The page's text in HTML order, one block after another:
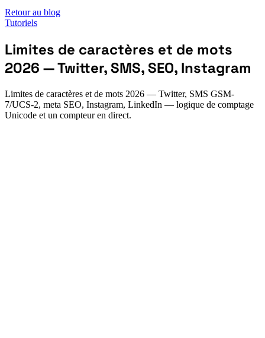
Retour au blog
Tutoriels
Limites de caractères et de mots
2026 — Twitter, SMS, SEO, Instagram
Limites de caractères et de mots 2026 — Twitter, SMS GSM-
7/UCS-2, meta SEO, Instagram, LinkedIn — logique de comptage
Unicode et un compteur en direct.